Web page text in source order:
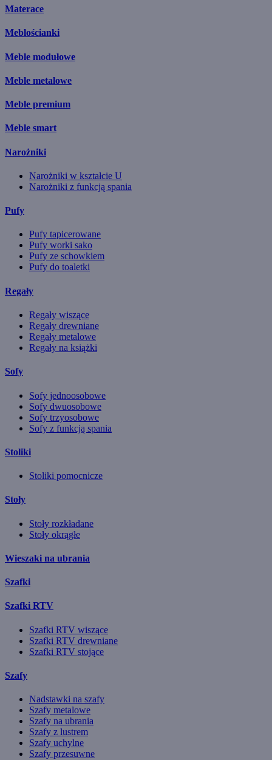
Materace
Meblościanki
Meble modułowe
Meble metalowe
Meble premium
Meble smart
Narożniki
Narożniki w kształcie U
Narożniki z funkcją spania
Pufy
Pufy tapicerowane
Pufy worki sako
Pufy ze schowkiem
Pufy do toaletki
Regały
Regały wiszące
Regały drewniane
Regały metalowe
Regały na książki
Sofy
Sofy jednoosobowe
Sofy dwuosobowe
Sofy trzyosobowe
Sofy z funkcją spania
Stoliki
Stoliki pomocnicze
Stoły
Stoły rozkładane
Stoły okrągłe
Wieszaki na ubrania
Szafki
Szafki RTV
Szafki RTV wiszące
Szafki RTV drewniane
Szafki RTV stojące
Szafy
Nadstawki na szafy
Szafy metalowe
Szafy na ubrania
Szafy z lustrem
Szafy uchylne
Szafy przesuwne